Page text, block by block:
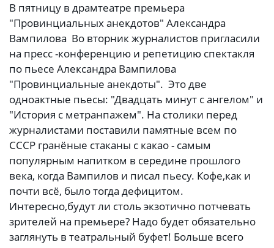
В пятницу в драмтеатре премьера
"Провинциальных анекдотов" Александра
Вампилова Во вторник журналистов пригласили
на пресс -конференцию и репетицию спектакля
по пьесе Александра Вампилова
"Провинциальные анекдоты". Это две
одноактные пьесы: "Двадцать минут с ангелом" и
"История с метранпажем". На столики перед
журналистами поставили памятные всем по
СССР гранёные стаканы с какао - самым
популярным напитком в середине прошлого
века, когда Вампилов и писал пьесу. Кофе,как и
почти всё, было тогда дефицитом.
Интересно,будут ли столь экзотично потчевать
зрителей на премьере? Надо будет обязательно
заглянуть в театральный буфет! Больше всего